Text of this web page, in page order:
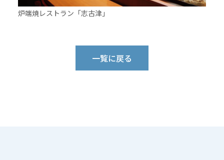
炉端焼レストラン「志古津」
一覧に戻る